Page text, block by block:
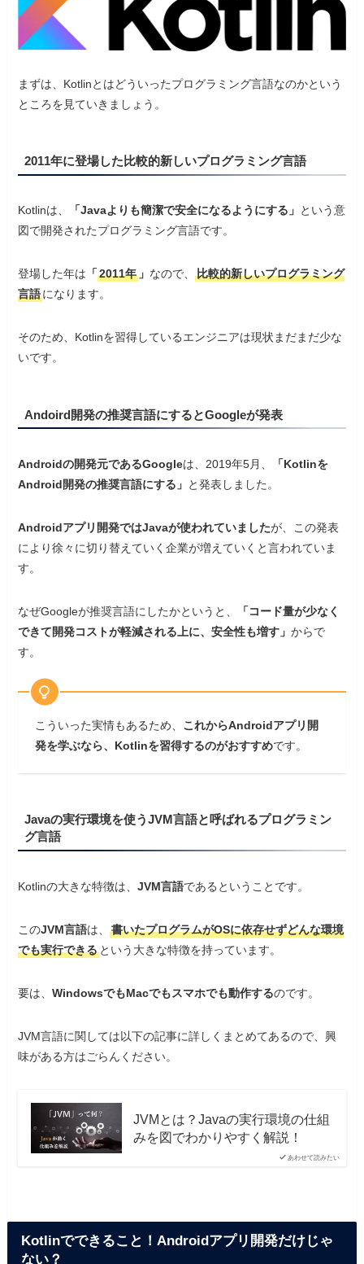
まずは、Kotlinとはどういったプログラミング言語なのかという
ところを見ていきましょう。
2011年に登場した比較的新しいプログラミング言語
Kotlinは、 「Javaよりも簡潔で安全になるようにする」 という意
図で開発されたプログラミング言語です。
登場した年は 「2011年 」 なので、比較的新しいプログラミング
言語になります。
そのため、Kotlinを習得しているエンジニアは現状まだまだ少な
いです。
Andoird開発の推奨言語にするとGoogleが発表
Androidの開発元であるGoogleは、2019年5月、
「Kotlinを
Android開発の推奨言語にする」 と発表しました。
Androidアプリ開発ではJavaが使われていましたが、この発表
により徐々に切り替えていく企業が増えていくと言われていま
す。
なぜGoogleが推奨言語にしたかというと、
「コード量が少なく
できて開発コストが軽減される上に、安全性も増す」からで
す。
こういった実情もあるため、 これからAndroidアプリ開
発を学ぶなら、Kotlinを習得するのがおすすめです。
Javaの実行環境を使うJVM言語と呼ばれるプログラミン
グ言語
Kotlinの大きな特徴は、JVM言語であるということです。
このJVM言語は、書いたプログラムがOSに依存せずどんな環境
でも実行できる という大きな特徴を持っています。
要は、WindowsでもMacでもスマホでも動作するのです。
JVM言語に関しては以下の記事に詳しくまとめてあるので、興
味がある方はごらんください。
あわせて読みたい
JVMとは？Javaの実行環境の仕組
みを図でわかりやすく解説！
Kotlinでできること！Androidアプリ開発だけじゃ
ない？